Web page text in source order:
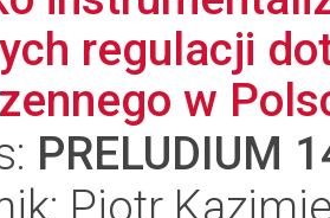
regulacji
w
PRELUDIUM
Piotr